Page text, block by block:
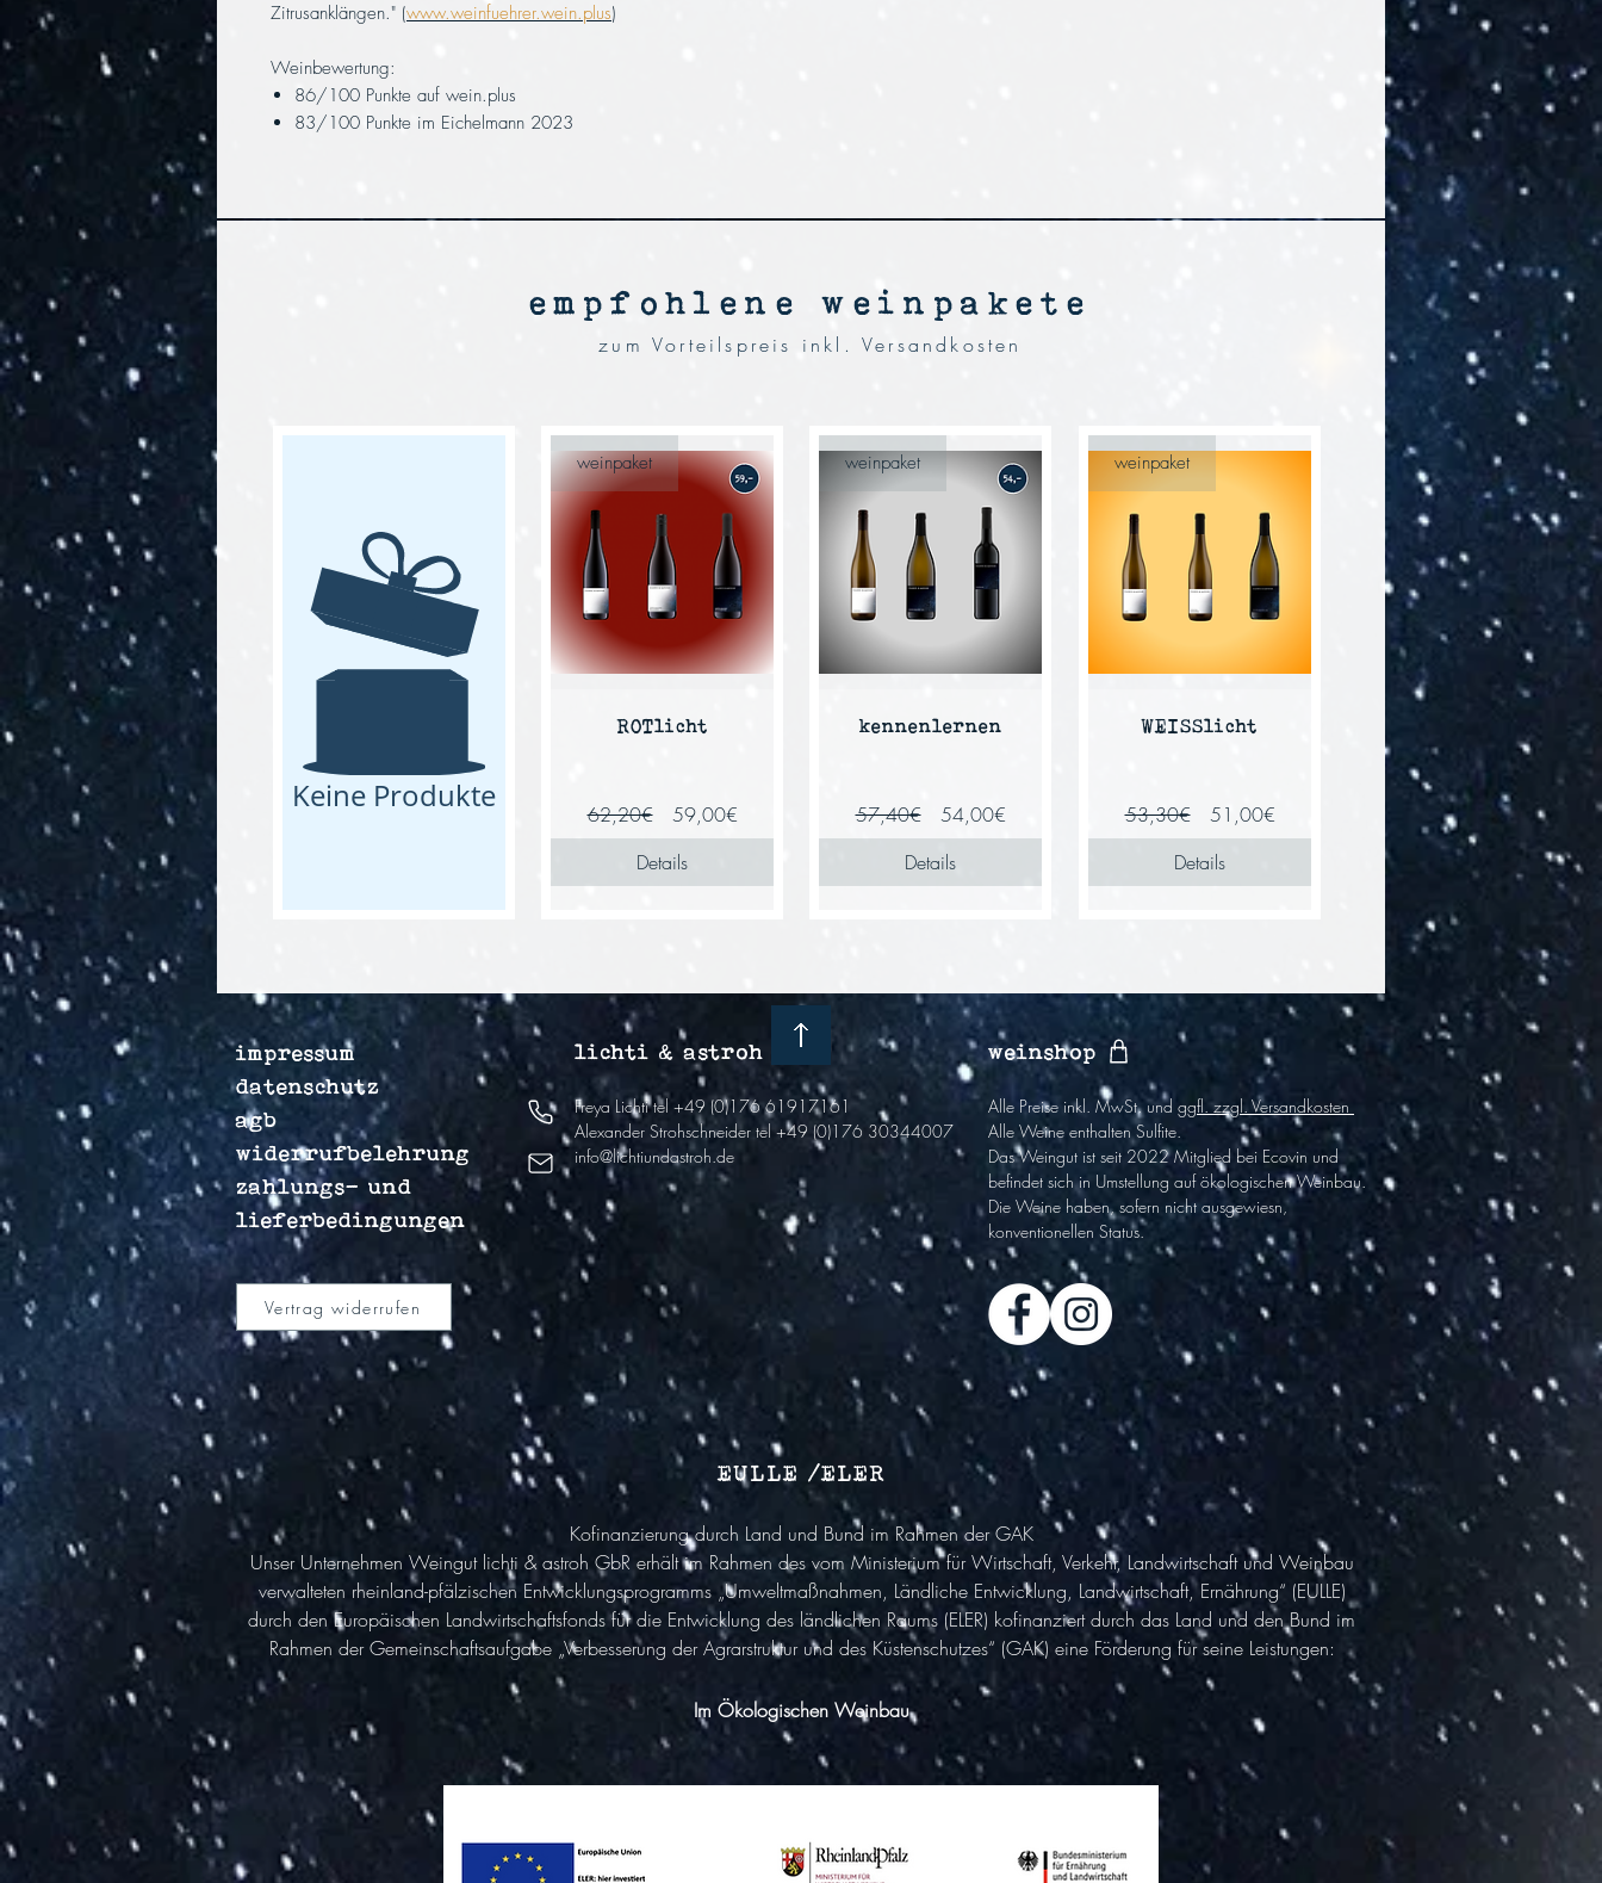
Zitrusanklängen." (www.weinfuehrer.wein.plus)
Weinbewertung:
86/100 Punkte auf wein.plus
83/100 Punkte im Eichelmann 2023
empfohlene weinpakete
zum Vorteilspreis inkl. Versandkosten
Keine Produkte
weinpaket
ROTlicht
62,20€ Standardpreis
59,00€Sale-
Preis
Details
weinpaket
kennenlernen
57,40€ Standardpreis
54,00€Sale-
Preis
Details
weinpaket
WEISSlicht
53,30€ Standardpreis
51,00€Sale-
Preis
Details
impressum
datenschutz
agb
widerrufbelehrung
zahlungs- und
lieferbedingungen
lichti & astroh
Freya Lichtitel +49 (0)176 61917161
Alexander Strohschneider tel +49 (0)176 30344007
info@lichtiundastroh.de
weinshop
Alle Preise inkl. MwSt. und ggfl. zzgl. Versandkosten
Alle Weine enthalten Sulfite.
Das Weingut ist seit 2022Mitglied bei Ecovin und
befindet sich in Umstel lung auf ökologischen Weinbau.
Die Weine haben, sofern nicht ausgewiesn,
konventionellen Status.
Vertrag widerrufen
EULLE /ELER
Kofinanzierung durch Land und Bund im Rahmen der GAK
Unser Unternehmen Weingut lichti & astroh GbR erhält im Rahmen des vom Ministerium für Wirtschaft, Verkehr, Landwirtschaft und Weinbau
verwalteten rheinland-pfälzischen Entwicklungsprogramms „Umweltmaßnahmen, Ländliche Entwicklung, Landwirtschaft, Ernährung“ (EULLE)
durch den Europäischen Landwirtschaftsfonds für die Entwicklung des ländlichen Raums (ELER) kofinanziert durch das Land und den Bund im
Rahmen der Gemeinschaftsaufgabe „Verbesserung der Agrarstruktur und des Küstenschutzes“ (GAK) eine Förderung für seine Leistungen:
Im Ökologischen Weinbau